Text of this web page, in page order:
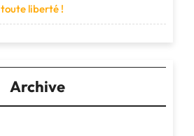
liberté !
Archive